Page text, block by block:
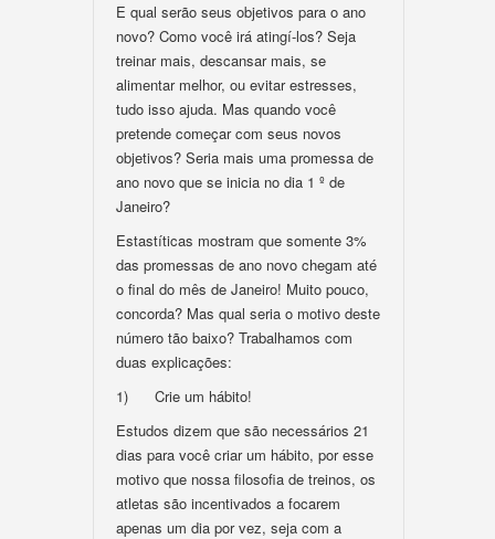
E qual serão seus objetivos para o ano
novo? Como você irá atingí-los? Seja
treinar mais, descansar mais, se
alimentar melhor, ou evitar estresses,
tudo isso ajuda. Mas quando você
pretende começar com seus novos
objetivos? Seria mais uma promessa de
ano novo que se inicia no dia 1 º de
Janeiro?
Estastíticas mostram que somente 3%
das promessas de ano novo chegam até
o final do mês de Janeiro! Muito pouco,
concorda? Mas qual seria o motivo deste
número tão baixo? Trabalhamos com
duas explicações:
1) Crie um hábito!
Estudos dizem que são necessários 21
dias para você criar um hábito, por esse
motivo que nossa filosofia de treinos, os
atletas são incentivados a focarem
apenas um dia por vez, seja com a